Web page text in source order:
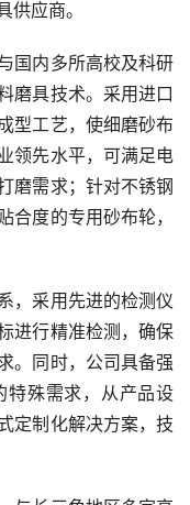
供应商。
内多所高校及科研
磨具技术。采用进口
型工艺，使细磨砂布
领先水平，可满足电
磨需求；针对不锈钢
合度的专用砂布轮，
采用先进的检测仪
进行精准检测，确保
。同时，公司具备强
特殊需求，从产品设
定制化解决方案，技